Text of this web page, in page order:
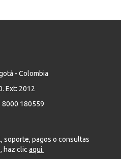
- Colombia
. Ext: 2012
8000 180559
soporte, pagos o consultas
haz clicaquí.